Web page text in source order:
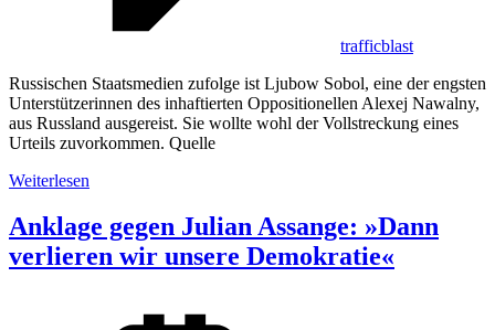
trafficblast
Russischen Staatsmedien zufolge ist Ljubow Sobol, eine der engsten
Unterstützerinnen des inhaftierten Oppositionellen Alexej Nawalny,
aus Russland ausgereist. Sie wollte wohl der Vollstreckung eines
Urteils zuvorkommen. Quelle
Weiterlesen
Anklage gegen Julian Assange: »Dann
verlieren wir unsere Demokratie«